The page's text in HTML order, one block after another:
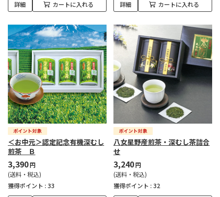
詳細 カートに入れる 詳細 カートに入れる
＜お中元＞認定記念有機深むし
煎茶 Ｂ
3,390円
(送料・税込)
獲得ポイント : 33
八女星野産煎茶・深むし茶詰合
せ
3,240円
(送料・税込)
獲得ポイント : 32